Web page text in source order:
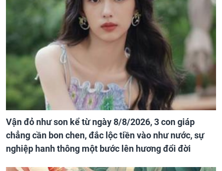
Vận đỏ như son kể từ ngày 8/8/2026, 3 con giáp
chẳng cần bon chen, đắc lộc tiền vào như nước, sự
nghiệp hanh thông một bước lên hương đổi đời